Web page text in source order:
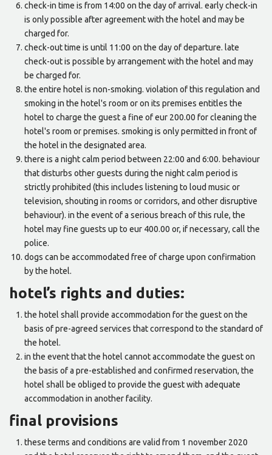
check-in time is from 14:00 on the day of arrival. early check-in
is only possible after agreement with the hotel and may be
charged for.
check-out time is until 11:00 on the day of departure. late
check-out is possible by arrangement with the hotel and may
be charged for.
the entire hotel is non-smoking. violation of this regulation and
smoking in the hotel's room or on its premises entitles the
hotel to charge the guest a fine of eur 200.00 for cleaning the
hotel's room or premises. smoking is only permitted in front of
the hotel in the designated area.
there is a night calm period between 22:00 and 6:00. behaviour
that disturbs other guests during the night calm period is
strictly prohibited (this includes listening to loud music or
television, shouting in rooms or corridors, and other disruptive
behaviour). in the event of a serious breach of this rule, the
hotel may fine guests up to eur 400.00 or, if necessary, call the
police.
dogs can be accommodated free of charge upon confirmation
by the hotel.
hotel’s rights and duties:
the hotel shall provide accommodation for the guest on the
basis of pre-agreed services that correspond to the standard of
the hotel.
in the event that the hotel cannot accommodate the guest on
the basis of a pre-established and confirmed reservation, the
hotel shall be obliged to provide the guest with adequate
accommodation in another facility.
final provisions
these terms and conditions are valid from 1 november 2020